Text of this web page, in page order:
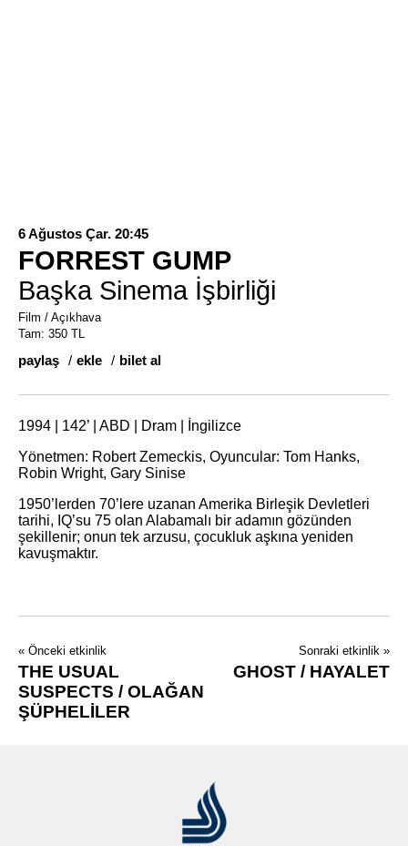
6 Ağustos Çar. 20:45
FORREST GUMP
Başka Sinema İşbirliği
Film / Açıkhava
Tam: 350 TL
paylaş ekle bilet al
1994 | 142’ | ABD | Dram | İngilizce
Yönetmen: Robert Zemeckis, Oyuncular: Tom Hanks,
Robin Wright, Gary Sinise
1950’lerden 70’lere uzanan Amerika Birleşik Devletleri
tarihi, IQ’su 75 olan Alabamalı bir adamın gözünden
şekillenir; onun tek arzusu, çocukluk aşkına yeniden
kavuşmaktır.
« Önceki etkinlik
THE USUAL
SUSPECTS / OLAĞAN
ŞÜPHELİLER
Sonraki etkinlik »
GHOST / HAYALET